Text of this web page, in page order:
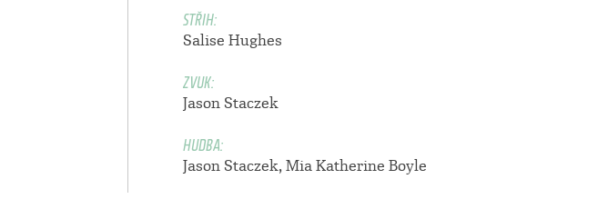
STŘIH:
Salise Hughes
ZVUK:
Jason Staczek
HUDBA:
Jason Staczek, Mia Katherine Boyle